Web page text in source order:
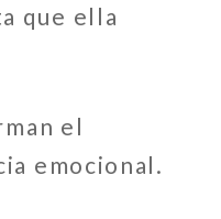
que ella
el
emocional.